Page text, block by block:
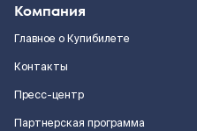
Компания
Главное о Купибилете
Контакты
Пресс-центр
Партнерская программа